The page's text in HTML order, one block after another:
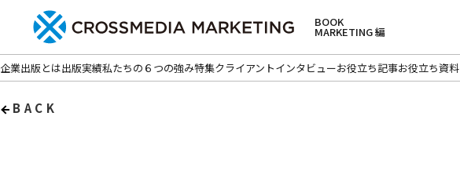
BOOK
MARKETING 編
企業出版とは出版実績私たちの６つの強み特集クライアントインタビューお役立ち記事お役立ち資料
BACK